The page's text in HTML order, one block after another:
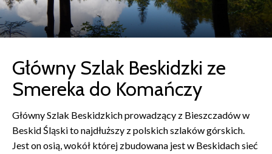
Główny Szlak Beskidzki ze
Smereka do Komańczy
Główny Szlak Beskidzkich prowadzący z Bieszczadów w
Beskid Śląski to najdłuższy z polskich szlaków górskich.
Jest on osią, wokół której zbudowana jest w Beskidach sieć